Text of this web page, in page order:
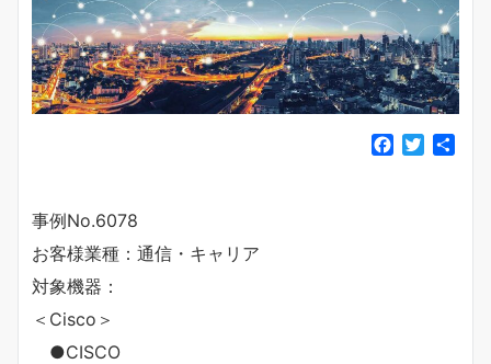
事例No.6078
お客様業種：通信・キャリア
対象機器：
＜Cisco＞
●CISCO